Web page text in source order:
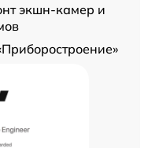
экшн-камер и